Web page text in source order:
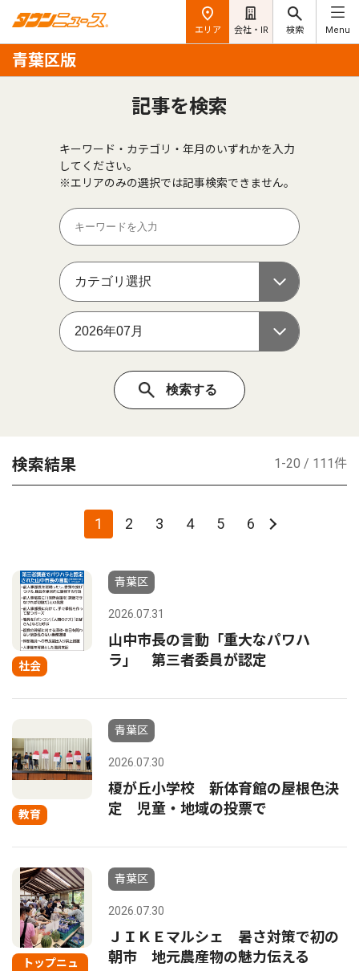
エリア 会社・IR 検索 Menu
青葉区版
記事を検索
キーワード・カテゴリ・年月のいずれかを入力
してください。
※エリアのみの選択では記事検索できません。
検索結果 1-20 / 111件
1 2 3 4 5 6
社会
青葉区
2026.07.31
山中市長の言動「重大なパワハ
ラ」 第三者委員が認定
教育
青葉区
2026.07.30
榎が丘小学校 新体育館の屋根色決
定 児童・地域の投票で
トップニュ
青葉区
2026.07.30
ＪＩＫＥマルシェ 暑さ対策で初の
朝市 地元農産物の魅力伝える